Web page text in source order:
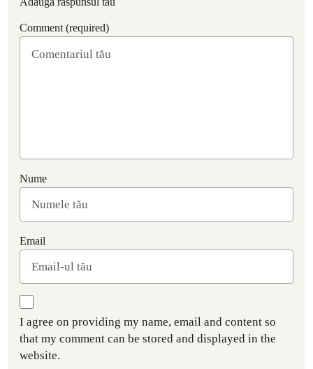
Comment (required)
Nume
Email
I agree on providing my name, email and content so
that my comment can be stored and displayed in the
website.